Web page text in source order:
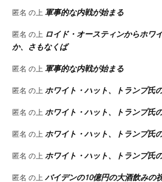
匿名 の上軍事的な内戦が始まる
匿名 の上 ロイド・オースティンからホワ
か、さもなくば
匿名 の上軍事的な内戦が始まる
匿名 の上ホワイト・ハット、トランプ氏
匿名 の上ホワイト・ハット、トランプ氏
匿名 の上ホワイト・ハット、トランプ氏
匿名 の上ホワイト・ハット、トランプ氏
匿名 の上バイデンの10億円の大酒飲みの